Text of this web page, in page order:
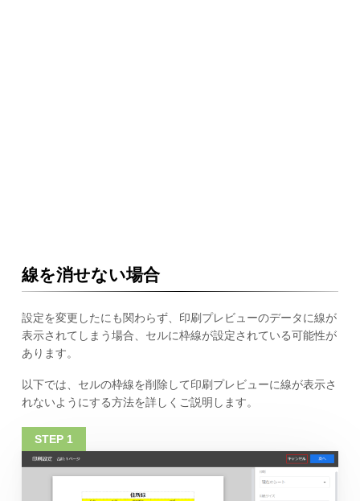
線を消せない場合
設定を変更したにも関わらず、印刷プレビューのデータに線が
表示されてしまう場合、セルに枠線が設定されている可能性が
あります。
以下では、セルの枠線を削除して印刷プレビューに線が表示さ
れないようにする方法を詳しくご説明します。